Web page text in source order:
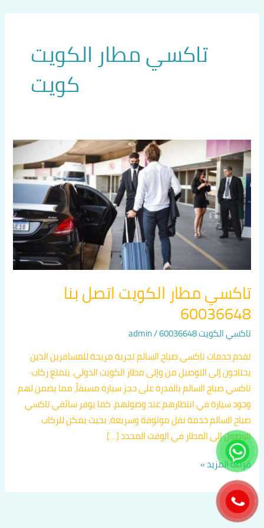
تاكسي مطار الكويت
كويت
تاكسي مطار الكويت اتصل بنا
60036648
تاكسي الكويت 60036648 /
admin
تقدم خدمات تاكسي صباح السالم تجربة مريحة للمسافرين الذين
يحتاجون إلى التوصيل من وإلى مطار الكويت الدولي. يتمتع ركاب
تاكسي صباح السالم بالقدرة على حجز سيارة مسبقاً، مما يضمن لهم
وجود سيارة في انتظارهم عند وصولهم. كما يوفر سائقي تاكسي
صباح السالم خدمة نقل موثوقة وسريعة، بحيث يمكن للركاب
الوصول إلى المطار في الوقت المحدد […]
تاكسي
مطار
الكويت
اتصل
بنا
60036648
قراءة المزيد »